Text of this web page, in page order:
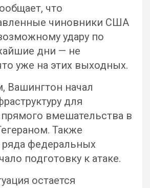
что
чиновники США
удару по
дни — не
уже на этих выходных.
Вашингтон начал
для
вмешательства в
Также
ряда федеральных
подготовку к атаке.
остается